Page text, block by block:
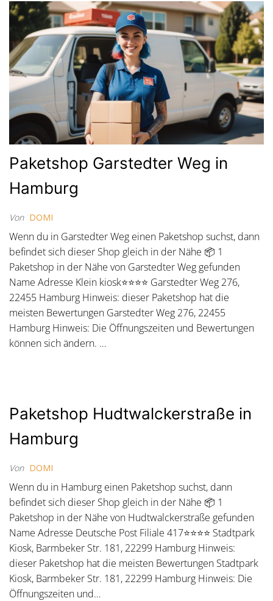
Paketshop Garstedter Weg in
Hamburg
Von DOMI
Wenn du in Garstedter Weg einen Paketshop suchst, dann
befindet sich dieser Shop gleich in der Nähe 📦 1
Paketshop in der Nähe von Garstedter Weg gefunden
Name Adresse Klein kiosk⭐⭐⭐⭐ Garstedter Weg 276,
22455 Hamburg Hinweis: dieser Paketshop hat die
meisten Bewertungen Garstedter Weg 276, 22455
Hamburg Hinweis: Die Öffnungszeiten und Bewertungen
können sich ändern. …
Paketshop Hudtwalckerstraße in
Hamburg
Von DOMI
Wenn du in Hamburg einen Paketshop suchst, dann
befindet sich dieser Shop gleich in der Nähe 📦 1
Paketshop in der Nähe von Hudtwalckerstraße gefunden
Name Adresse Deutsche Post Filiale 417⭐⭐⭐⭐ Stadtpark
Kiosk, Barmbeker Str. 181, 22299 Hamburg Hinweis:
dieser Paketshop hat die meisten Bewertungen Stadtpark
Kiosk, Barmbeker Str. 181, 22299 Hamburg Hinweis: Die
Öffnungszeiten und…